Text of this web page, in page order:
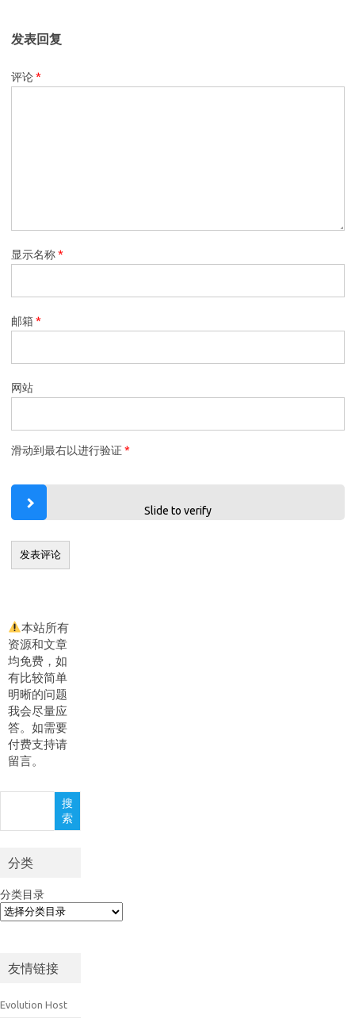
发表回复
评论*
显示名称*
邮箱*
网站
滑动到最右以进行验证 *
Slide to verify
本站所有
资源和文章
均免费，如
有比较简单
明晰的问题
我会尽量应
答。如需要
付费支持请
留言。
搜
索
分类
分类目录
友情链接
Evolution Host